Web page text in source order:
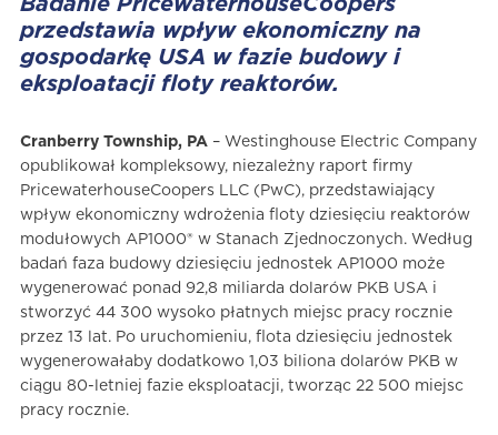
przedstawia wpływ ekonomiczny na
gospodarkę USA w fazie budowy i
eksploatacji floty reaktorów.
Cranberry Township, PA – Westinghouse Electric Company
opublikował kompleksowy, niezależny raport firmy
PricewaterhouseCoopers LLC (PwC), przedstawiający
wpływ ekonomiczny wdrożenia floty dziesięciu reaktorów
modułowych AP1000® w Stanach Zjednoczonych. Według
badań faza budowy dziesięciu jednostek AP1000 może
wygenerować ponad 92,8 miliarda dolarów PKB USA i
stworzyć 44 300 wysoko płatnych miejsc pracy rocznie
przez 13 lat. Po uruchomieniu, flota dziesięciu jednostek
wygenerowałaby dodatkowo 1,03 biliona dolarów PKB w
ciągu 80-letniej fazie eksploatacji, tworząc 22 500 miejsc
pracy rocznie.